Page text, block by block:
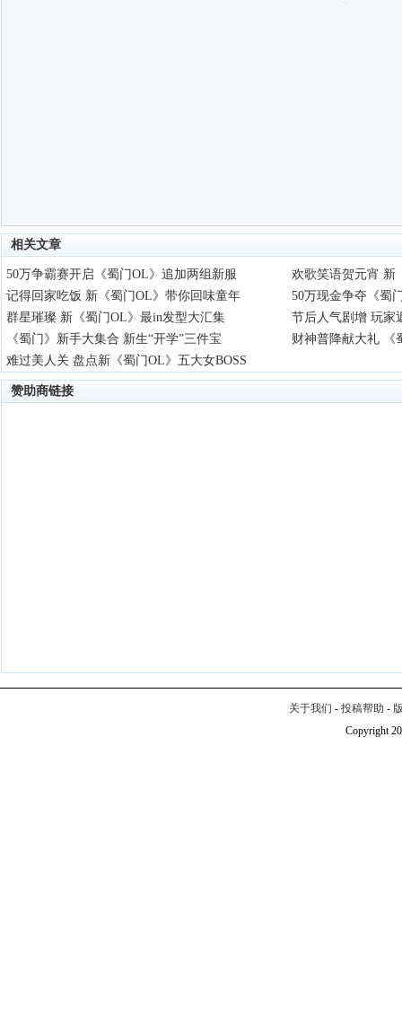
相关文章
50万争霸赛开启《蜀门OL》追加两组新服
欢歌笑语贺元宵 新
记得回家吃饭 新《蜀门OL》带你回味童年
50万现金争夺《蜀
群星璀璨 新《蜀门OL》最in发型大汇集
节后人气剧增 玩家
《蜀门》新手大集合 新生“开学”三件宝
财神普降献大礼 《
难过美人关 盘点新《蜀门OL》五大女BOSS
赞助商链接
关于我们 - 投稿帮助 -
Copyright